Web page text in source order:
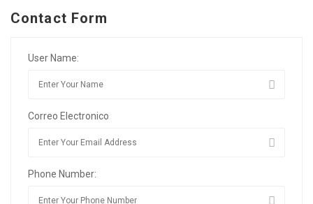
Contact Form
User Name:
Correo Electronico
Phone Number: